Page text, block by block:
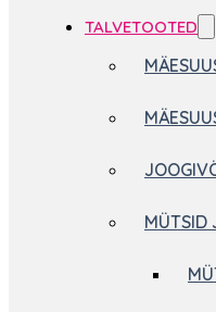
TALVETOOTED
MÜTSID